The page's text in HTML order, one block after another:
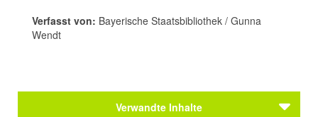
Verfasst von: Bayerische Staatsbibliothek / Gunna
Wendt
Verwandte Inhalte